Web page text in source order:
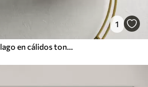
1
Paisaje suave con un lago en cálidos tonos beige y gris